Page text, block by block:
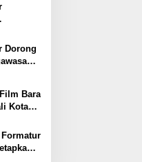
di
Dorong
Bara
Kota